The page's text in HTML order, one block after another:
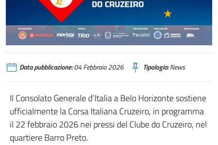
Data pubblicazione:04 Febbraio 2026 Tipologia:News
Il Consolato Generale d’Italia a Belo Horizonte sostiene
ufficialmente la Corsa Italiana Cruzeiro, in programma
il 22 febbraio 2026 nei pressi del Clube do Cruzeiro, nel
quartiere Barro Preto.